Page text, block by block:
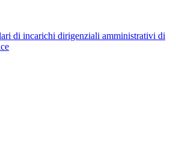
di incarichi dirigenziali amministrativi di